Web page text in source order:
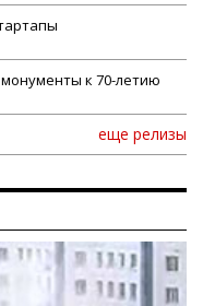
к 70-летию
еще релизы